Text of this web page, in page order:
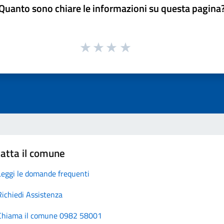
sono chiare le informazioni su questa
il comune
le domande frequenti
Assistenza
il comune 0982 58001